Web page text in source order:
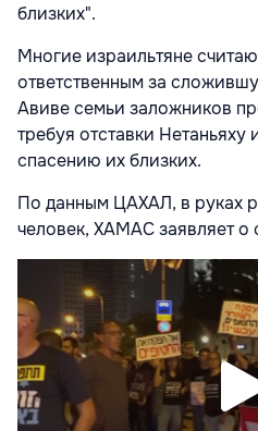
близких".
Многие израильтяне
ответственным за
Авиве семьи заложников
требуя отставки Нетаньяху
спасению их близких.
По данным ЦАХАЛ, в руках
человек, ХАМАС заявляет о